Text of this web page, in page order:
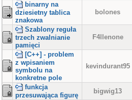
binarny na
dziesietny tablica
znakowa
bolones
Szablony reguła
trzech zwalnianie
pamięci
F4llenone
[C++] - problem
z wpisaniem
symbolu na
konkretne pole
kevindurant95
funkcja
przesuwająca figurę
bigwig13